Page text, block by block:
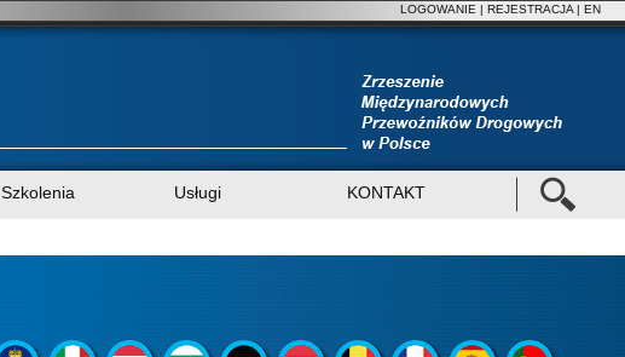
LOGOWANIE | REJESTRACJA | EN
Szkolenia Usługi KONTAKT